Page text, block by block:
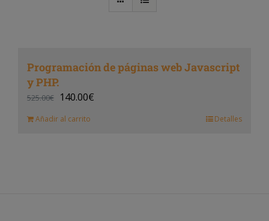
Programación de páginas web Javascript
y PHP.
525.00€ 140.00€
Añadir al carrito Detalles